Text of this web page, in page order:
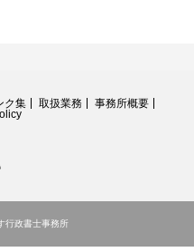
ク集 取扱業務
事務所概要
行政書士事務所